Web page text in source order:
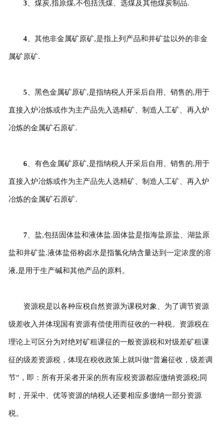
3 、煤炭,指原煤,不包括洗煤、选煤及其他煤炭制品.
4、其他非金属矿原矿,是指上列产品和井矿盐以外的非金
属矿原矿.
5 、黑色金属矿原矿,是指纳税人开采后自用、销售的,用于
直接入炉冶炼或作为主产品先入选精矿、制造人工矿、再入炉
冶炼的金属矿石原矿.
6 、有色金属矿原矿,是指纳税人开采后自用、销售的,用于
直接入炉冶炼或作为主产品先人选精矿、制造人工矿、再入炉
冶炼的金属矿石原矿.
7、盐,包括固体盐和液体盐.固体盐是指海盐原盐、湖盐原
盐和井矿盐.液体盐俗称卤水是指氯化纳含量达到一定浓度的溶
液,是用于生产碱和其他产品的原料。
资源税是以各种应税自然资源为课税对象、为了调节资源
级差收入并体现国有资源有偿使用而征收的一种税。资源税在
理论上可区分为对绝对矿租课征的一般资源税和对级差矿租课
征的级差资源税，体现在税收政策上就叫做“普遍征收，级差调
节”，即：所有开采者开采的所有应税资源都应缴纳资源税;同
时，开采中、优等资源的纳税人还要相应多缴纳一部分资源
税。